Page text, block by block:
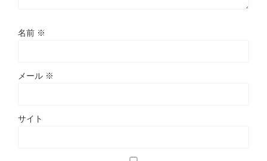
名前 ※
メール ※
サイト